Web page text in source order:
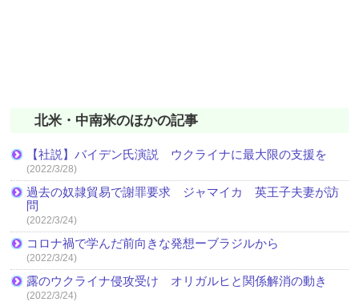
北米・中南米のほかの記事
【社説】バイデン氏演説 ウクライナに最大限の支援を
(2022/3/28)
過去の奴隷貿易で謝罪要求 ジャマイカ 英王子夫妻が訪
問
(2022/3/24)
コロナ禍で学んだ前向きな発想ーブラジルから
(2022/3/24)
露のウクライナ侵攻受け オリガルヒと関係解消の動き
(2022/3/24)